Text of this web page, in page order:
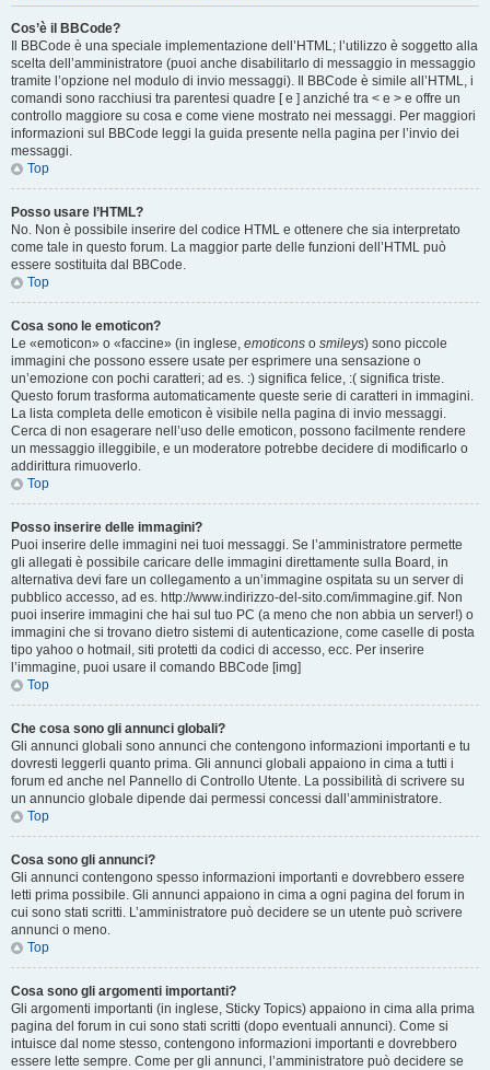
Cos’è il BBCode?
Il BBCode è una speciale implementazione dell’HTML; l’utilizzo è soggetto alla
scelta dell’amministratore (puoi anche disabilitarlo di messaggio in messaggio
tramite l’opzione nel modulo di invio messaggi). Il BBCode è simile all’HTML, i
comandi sono racchiusi tra parentesi quadre [ e ] anziché tra < e > e offre un
controllo maggiore su cosa e come viene mostrato nei messaggi. Per maggiori
informazioni sul BBCode leggi la guida presente nella pagina per l’invio dei
messaggi.
Top
Posso usare l’HTML?
No. Non è possibile inserire del codice HTML e ottenere che sia interpretato
come tale in questo forum. La maggior parte delle funzioni dell’HTML può
essere sostituita dal BBCode.
Top
Cosa sono le emoticon?
Le «emoticon» o «faccine» (in inglese, emoticons o smileys) sono piccole
immagini che possono essere usate per esprimere una sensazione o
un’emozione con pochi caratteri; ad es. :) significa felice, :( significa triste.
Questo forum trasforma automaticamente queste serie di caratteri in immagini.
La lista completa delle emoticon è visibile nella pagina di invio messaggi.
Cerca di non esagerare nell’uso delle emoticon, possono facilmente rendere
un messaggio illeggibile, e un moderatore potrebbe decidere di modificarlo o
addirittura rimuoverlo.
Top
Posso inserire delle immagini?
Puoi inserire delle immagini nei tuoi messaggi. Se l’amministratore permette
gli allegati è possibile caricare delle immagini direttamente sulla Board, in
alternativa devi fare un collegamento a un’immagine ospitata su un server di
pubblico accesso, ad es. http://www.indirizzo-del-sito.com/immagine.gif. Non
puoi inserire immagini che hai sul tuo PC (a meno che non abbia un server!) o
immagini che si trovano dietro sistemi di autenticazione, come caselle di posta
tipo yahoo o hotmail, siti protetti da codici di accesso, ecc. Per inserire
l’immagine, puoi usare il comando BBCode [img]
Top
Che cosa sono gli annunci globali?
Gli annunci globali sono annunci che contengono informazioni importanti e tu
dovresti leggerli quanto prima. Gli annunci globali appaiono in cima a tutti i
forum ed anche nel Pannello di Controllo Utente. La possibilità di scrivere su
un annuncio globale dipende dai permessi concessi dall’amministratore.
Top
Cosa sono gli annunci?
Gli annunci contengono spesso informazioni importanti e dovrebbero essere
letti prima possibile. Gli annunci appaiono in cima a ogni pagina del forum in
cui sono stati scritti. L’amministratore può decidere se un utente può scrivere
annunci o meno.
Top
Cosa sono gli argomenti importanti?
Gli argomenti importanti (in inglese, Sticky Topics) appaiono in cima alla prima
pagina del forum in cui sono stati scritti (dopo eventuali annunci). Come si
intuisce dal nome stesso, contengono informazioni importanti e dovrebbero
essere lette sempre. Come per gli annunci, l’amministratore può decidere se